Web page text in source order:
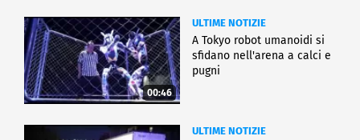
00:46
ULTIME NOTIZIE
A Tokyo robot umanoidi si
sfidano nell'arena a calci e
pugni
ULTIME NOTIZIE